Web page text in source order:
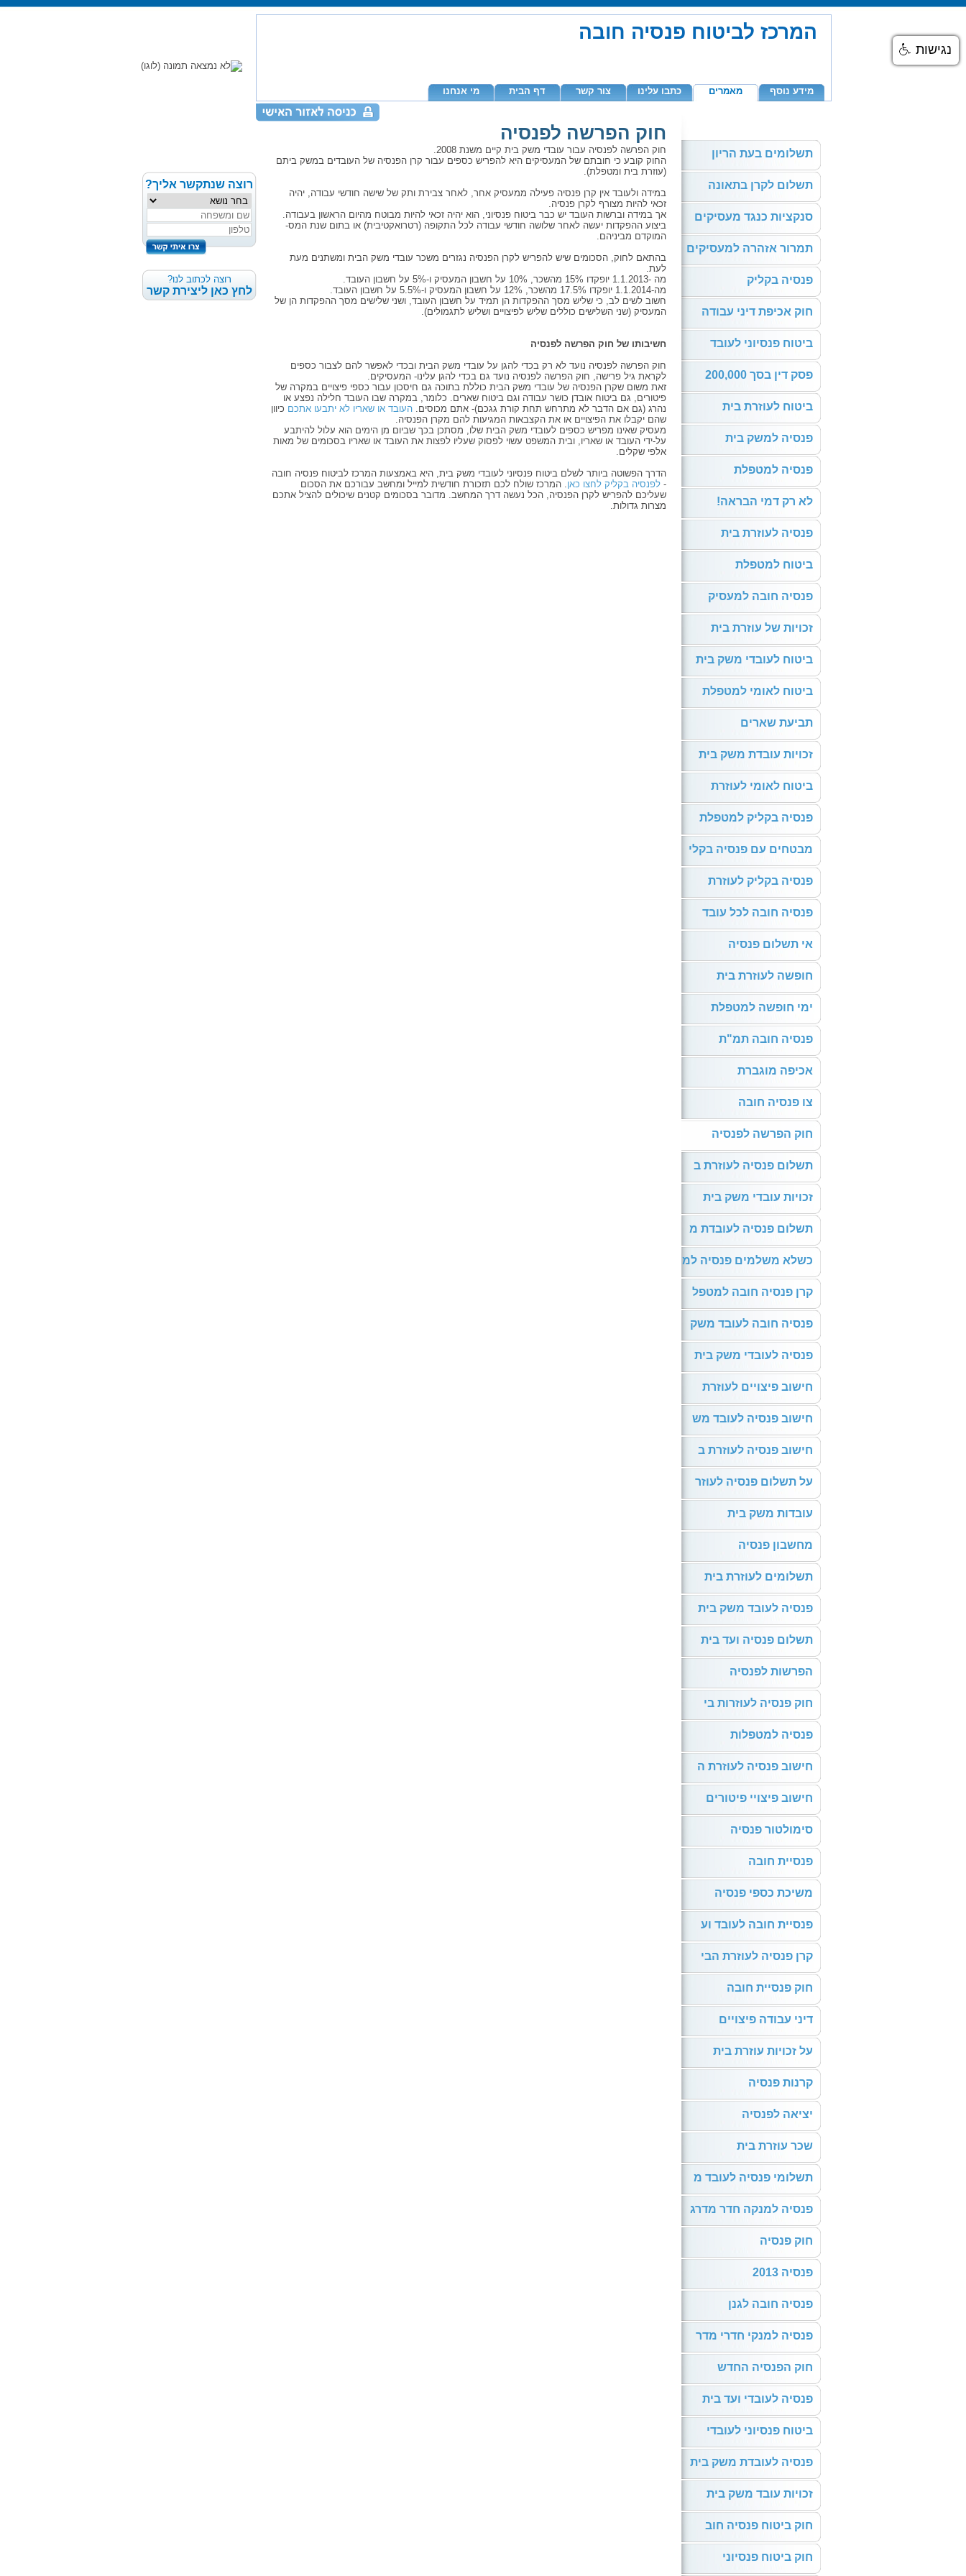
המרכז לביטוח פנסיה חובה
מידע נוסף מאמרים כתבו עלינו צור קשר דף הבית מי אנחנו
תשלומים בעת הריון
תשלום לקרן בתאונה
סנקציות כנגד מעסיקים
תמרור אזהרה למעסיקים
פנסיה בקליק
חוק אכיפת דיני עבודה
ביטוח פנסיוני לעובד
פסק דין בסך 200,000
ביטוח לעוזרת בית
פנסיה למשק בית
פנסיה למטפלת
לא רק דמי הבראה!
פנסיה לעוזרת בית
ביטוח למטפלת
פנסיה חובה למעסיק
זכויות של עוזרת בית
ביטוח לעובדי משק בית
ביטוח לאומי למטפלת
תביעת שארים
זכויות עובדת משק בית
ביטוח לאומי לעוזרת
פנסיה בקליק למטפלת
מבטחים עם פנסיה בקלי
פנסיה בקליק לעוזרת
פנסיה חובה לכל עובד
אי תשלום פנסיה
חופשה לעוזרת בית
ימי חופשה למטפלת
פנסיה חובה תמ"ת
אכיפה מוגברת
צו פנסיה חובה
חוק הפרשה לפנסיה
תשלום פנסיה לעוזרת ב
זכויות עובדי משק בית
תשלום פנסיה לעובדת מ
כשלא משלמים פנסיה למ
קרן פנסיה חובה למטפל
פנסיה חובה לעובד משק
פנסיה לעובדי משק בית
חישוב פיצויים לעוזרת
חישוב פנסיה לעובד מש
חישוב פנסיה לעוזרת ב
על תשלום פנסיה לעוזר
עובדות משק בית
מחשבון פנסיה
תשלומים לעוזרת בית
פנסיה לעובד משק בית
תשלום פנסיה ועד בית
הפרשות לפנסיה
חוק פנסיה לעוזרות בי
פנסיה למטפלות
חישוב פנסיה לעוזרת ה
חישוב פיצויי פיטורים
סימולטור פנסיה
פנסיית חובה
משיכת כספי פנסיה
פנסיית חובה לעובד וע
קרן פנסיה לעוזרת הבי
חוק פנסיית חובה
דיני עבודה פיצויים
על זכויות עוזרת בית
קרנות פנסיה
יציאה לפנסיה
שכר עוזרת בית
תשלומי פנסיה לעובד מ
פנסיה למנקה חדר מדרג
חוק פנסיה
פנסיה 2013
פנסיה חובה לגנן
פנסיה למנקי חדרי מדר
חוק הפנסיה החדש
פנסיה לעובדי ועד בית
ביטוח פנסיוני לעובדי
פנסיה לעובדת משק בית
זכויות עובד משק בית
חוק ביטוח פנסיה חוב
חוק ביטוח פנסיוני
חוק הפרשה לפנסיה
חוק הפרשה לפנסיה עבור עובדי משק בית קיים משנת 2008.
החוק קובע כי חובתם של המעסיקים היא להפריש כספים עבור קרן הפנסיה של העובדים במשק ביתם
(עוזרת בית ומטפלת).
במידה ולעובד אין קרן פנסיה פעילה ממעסיק אחר, לאחר צבירת ותק של שישה חודשי עבודה, יהיה
זכאי להיות מצורף לקרן פנסיה.
אך במידה וברשות העובד יש כבר ביטוח פנסיוני, הוא יהיה זכאי להיות מבוטח מהיום הראשון בעבודה.
ביצוע ההפקדות יעשה לאחר שלושה חודשי עבודה לכל התקופה (רטרואקטיבית) או בתום שנת המס-
המוקדם מביניהם.
בהתאם לחוק, הסכומים שיש להפריש לקרן הפנסיה נגזרים משכר עובדי משק הבית ומשתנים מעת
לעת.
מה -1.1.2013 יופקדו 15% מהשכר, 10% על חשבון המעסיק ו-5% על חשבון העובד.
מה-1.1.2014 יופקדו 17.5% מהשכר, 12% על חשבון המעסיק ו-5.5% על חשבון העובד.
חשוב לשים לב, כי שליש מסך ההפקדות הן תמיד על חשבון העובד, ושני שלישים מסך ההפקדות הן של
המעסיק (שני השלישים כוללים שליש לפיצויים ושליש לתגמולים).
חשיבותו של חוק הפרשה לפנסיה
חוק הפרשה לפנסיה נועד לא רק בכדי להגן על עובדי משק הבית ובכדי לאפשר להם לצבור כספים
לקראת גיל פרישה, חוק הפרשה לפנסיה נועד גם בכדי להגן עלינו- המעסיקים.
זאת משום שקרן הפנסיה של עובדי משק הבית כוללת בתוכה גם חיסכון עבור כספי פיצויים במקרה של
פיטורים, גם ביטוח אובדן כושר עבודה וגם ביטוח שארים. כלומר, במקרה שבו העובד חלילה נפצע או
נהרג (גם אם הדבר לא מתרחש תחת קורת גגכם)- אתם מכוסים. העובד או שאריו לא יתבעו אתכם כיוון
שהם יקבלו את הפיצויים או את הקצבאות המגיעות להם מקרן הפנסיה.
מעסיק שאינו מפריש כספים לעובדי משק הבית שלו, מסתכן בכך שביום מן הימים הוא עלול להיתבע
על-ידי העובד או שאריו, ובית המשפט עשוי לפסוק שעליו לפצות את העובד או שאריו בסכומים של מאות
אלפי שקלים.
הדרך הפשוטה ביותר לשלם ביטוח פנסיוני לעובדי משק בית, היא באמצעות המרכז לביטוח פנסיה חובה
- לפנסיה בקליק לחצו כאן. המרכז שולח לכם תזכורת חודשית למייל ומחשב עבורכם את הסכום
שעליכם להפריש לקרן הפנסיה, הכל נעשה דרך המחשב. מדובר בסכומים קטנים שיכולים להציל אתכם
מצרות גדולות.
רוצה שנתקשר אליך?
רוצה לכתוב לנו?
לחץ כאן ליצירת קשר
נגישות